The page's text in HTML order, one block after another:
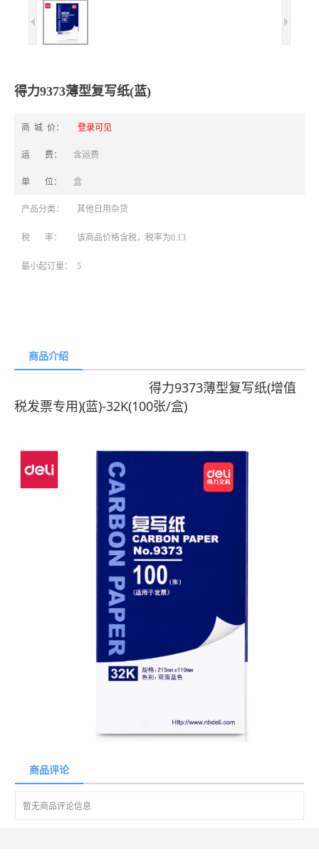
得力9373薄型复写纸(蓝)
商 城 价： 登录可见
运 费： 含运费
单 位： 盒
产品分类： 其他日用杂货
税 率： 该商品价格含税，税率为0.13
最小起订量： 5
商品介绍
得力9373薄型复写纸(增值
税发票专用)(蓝)-32K(100张/盒)
商品评论
暂无商品评论信息